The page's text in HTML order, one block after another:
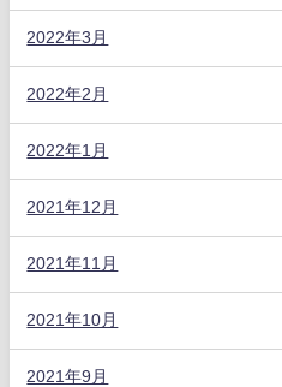
2022年3月
2022年2月
2022年1月
2021年12月
2021年11月
2021年10月
2021年9月